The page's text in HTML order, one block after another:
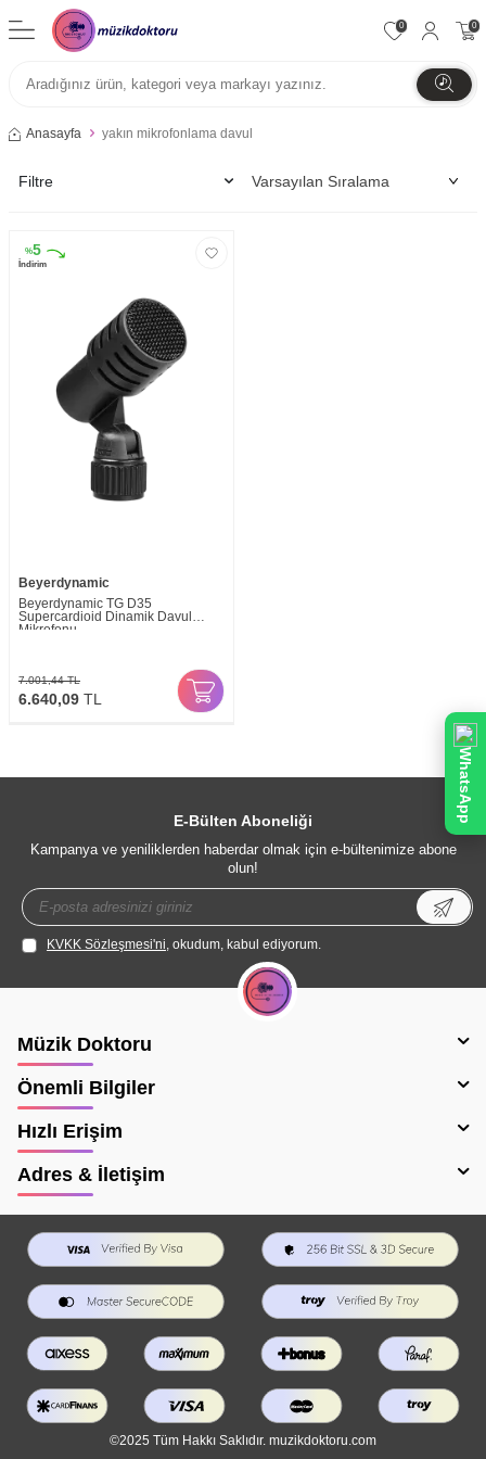
0 0
Anasayfa yakın mikrofonlama davul
Filtre
%5
İndirim
Beyerdynamic
Beyerdynamic TG D35
Supercardioid Dinamik Davul
Mikrofonu
7.001,44TL
6.640,09 TL
E-Bülten Aboneliği
Kampanya ve yeniliklerden haberdar olmak için e-bültenimize abone
olun!
KVKK Sözleşmesi'ni, okudum, kabul ediyorum.
Müzik Doktoru
Önemli Bilgiler
Hızlı Erişim
Adres & İletişim
©2025 Tüm Hakkı Saklıdır. muzikdoktoru.com
WhatsApp